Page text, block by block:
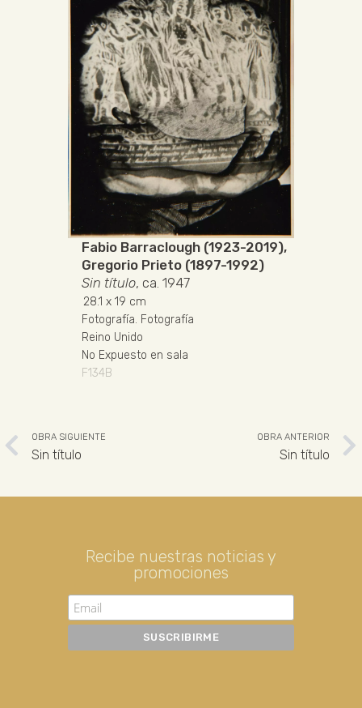
Fabio Barraclough (1923-2019),
Gregorio Prieto (1897-1992)
Sin título, ca. 1947
28.1 x 19 cm
Fotografía. Fotografía
Reino Unido
No Expuesto en sala
F134B
OBRA SIGUIENTE
Sin título
OBRA ANTERIOR
Sin título
Recibe nuestras noticias y
promociones